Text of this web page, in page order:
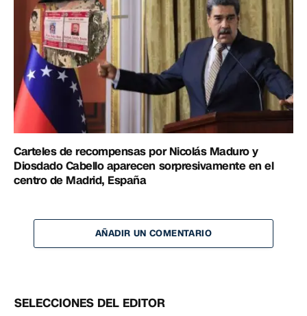
Carteles de recompensas por Nicolás Maduro y
Diosdado Cabello aparecen sorpresivamente en el
centro de Madrid, España
AÑADIR UN COMENTARIO
SELECCIONES DEL EDITOR